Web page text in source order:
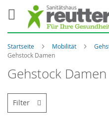
Startseite Mobilität
Gehstock Damen
Gehstock Damen
Filter